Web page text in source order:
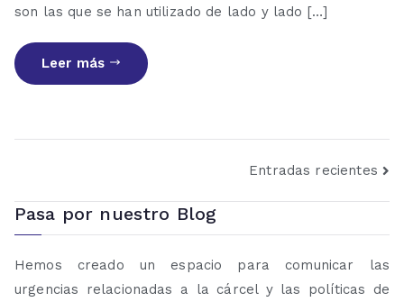
son las que se han utilizado de lado y lado […]
Leer más
Entradas recientes
Pasa por nuestro Blog
Hemos creado un espacio para comunicar las
urgencias relacionadas a la cárcel y las políticas de